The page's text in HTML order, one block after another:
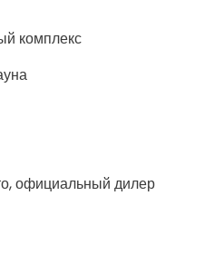
комплекс
официальный дилер